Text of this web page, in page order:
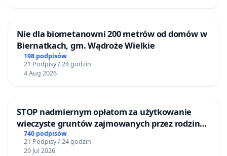
Nie dla biometanowni 200 metrów od domów w
Biernatkach, gm. Wądroże Wielkie
198 podpisów
21 Podpisy / 24 godzin
4 Aug 2026
STOP nadmiernym opłatom za użytkowanie
wieczyste gruntów zajmowanych przez rodzinne
ogrody działkowe.
740 podpisów
21 Podpisy / 24 godzin
29 Jul 2026